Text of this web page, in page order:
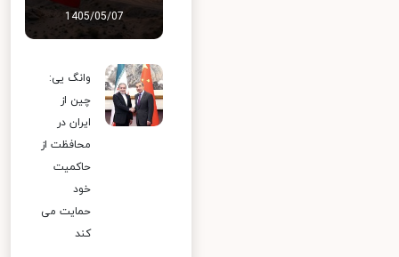
1405/05/07
وانگ یی:
چین از
ایران در
محافظت از
حاکمیت
خود
حمایت می
کند